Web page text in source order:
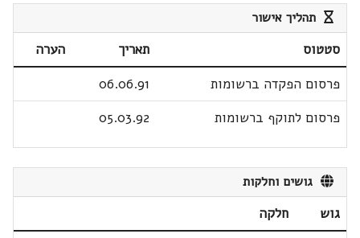
תהליך אישור
סטטוס תאריך
הערה
פרסום הפקדה ברשומות
06.06.91
פרסום לתוקף ברשומות
05.03.92
גושים וחלקות
גוש
חלקה